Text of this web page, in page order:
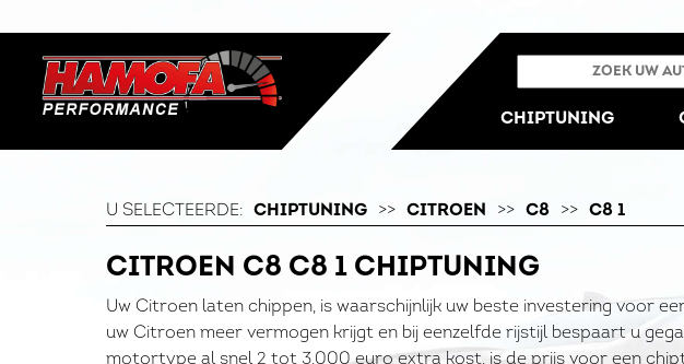
CHIPTUNING
U SELECTEERDE: CHIPTUNING >> CITROEN >> C8 >> C8 1
CITROEN C8 C8 1 CHIPTUNING
Uw Citroen laten chippen, is waarschijnlijk uw beste investering voor
uw Citroen meer vermogen krijgt en bij eenzelfde rijstijl bespaart u
motortype al snel 2 tot 3.000 euro extra kost, is de prijs voor een